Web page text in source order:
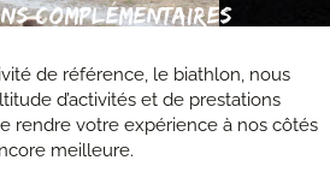
complémentaires
de référence, le biathlon, nous
d’activités et de prestations
rendre votre expérience à nos côtés
meilleure.